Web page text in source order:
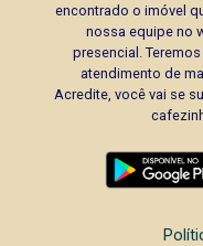
encontrado o imóvel
nossa equipe no
presencial.
atendimento de
Acredite, você vai se